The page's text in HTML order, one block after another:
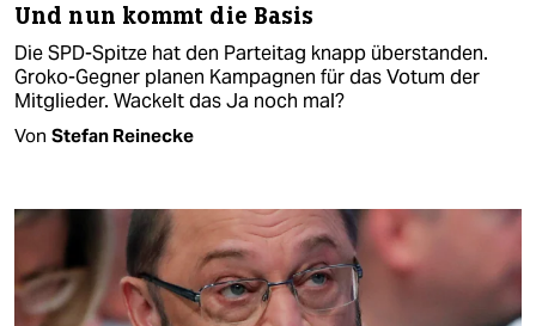
Und nun kommt die Basis
Die SPD-Spitze hat den Parteitag knapp überstanden.
Groko-Gegner planen Kampagnen für das Votum der
Mitglieder. Wackelt das Ja noch mal?
Von Stefan Reinecke